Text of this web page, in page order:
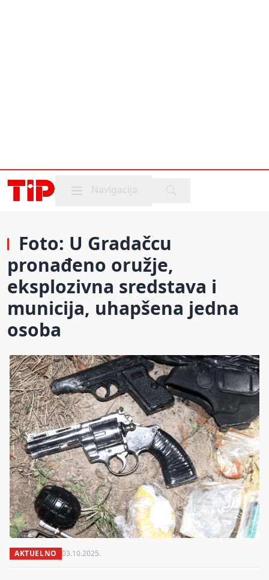
Mobile menu
Navigacija
Foto: U Gradačcu
pronađeno oružje,
eksplozivna sredstava i
municija, uhapšena jedna
osoba
AKTUELNO 03.10.2025.